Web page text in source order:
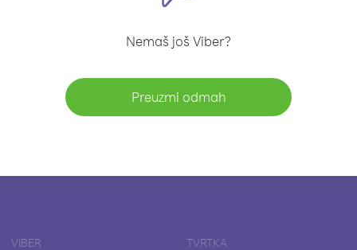
Nemaš još Viber?
Preuzmi odmah
VIBER TVRTKA